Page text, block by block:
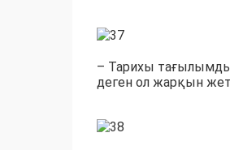
– Тарихы тағылымды
деген ол жарқын